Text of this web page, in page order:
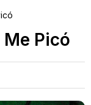
Picó